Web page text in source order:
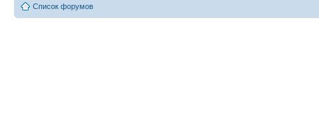
Список форумов